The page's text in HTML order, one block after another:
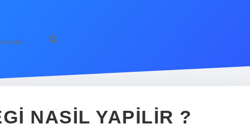
NASIL YAPILIR ?